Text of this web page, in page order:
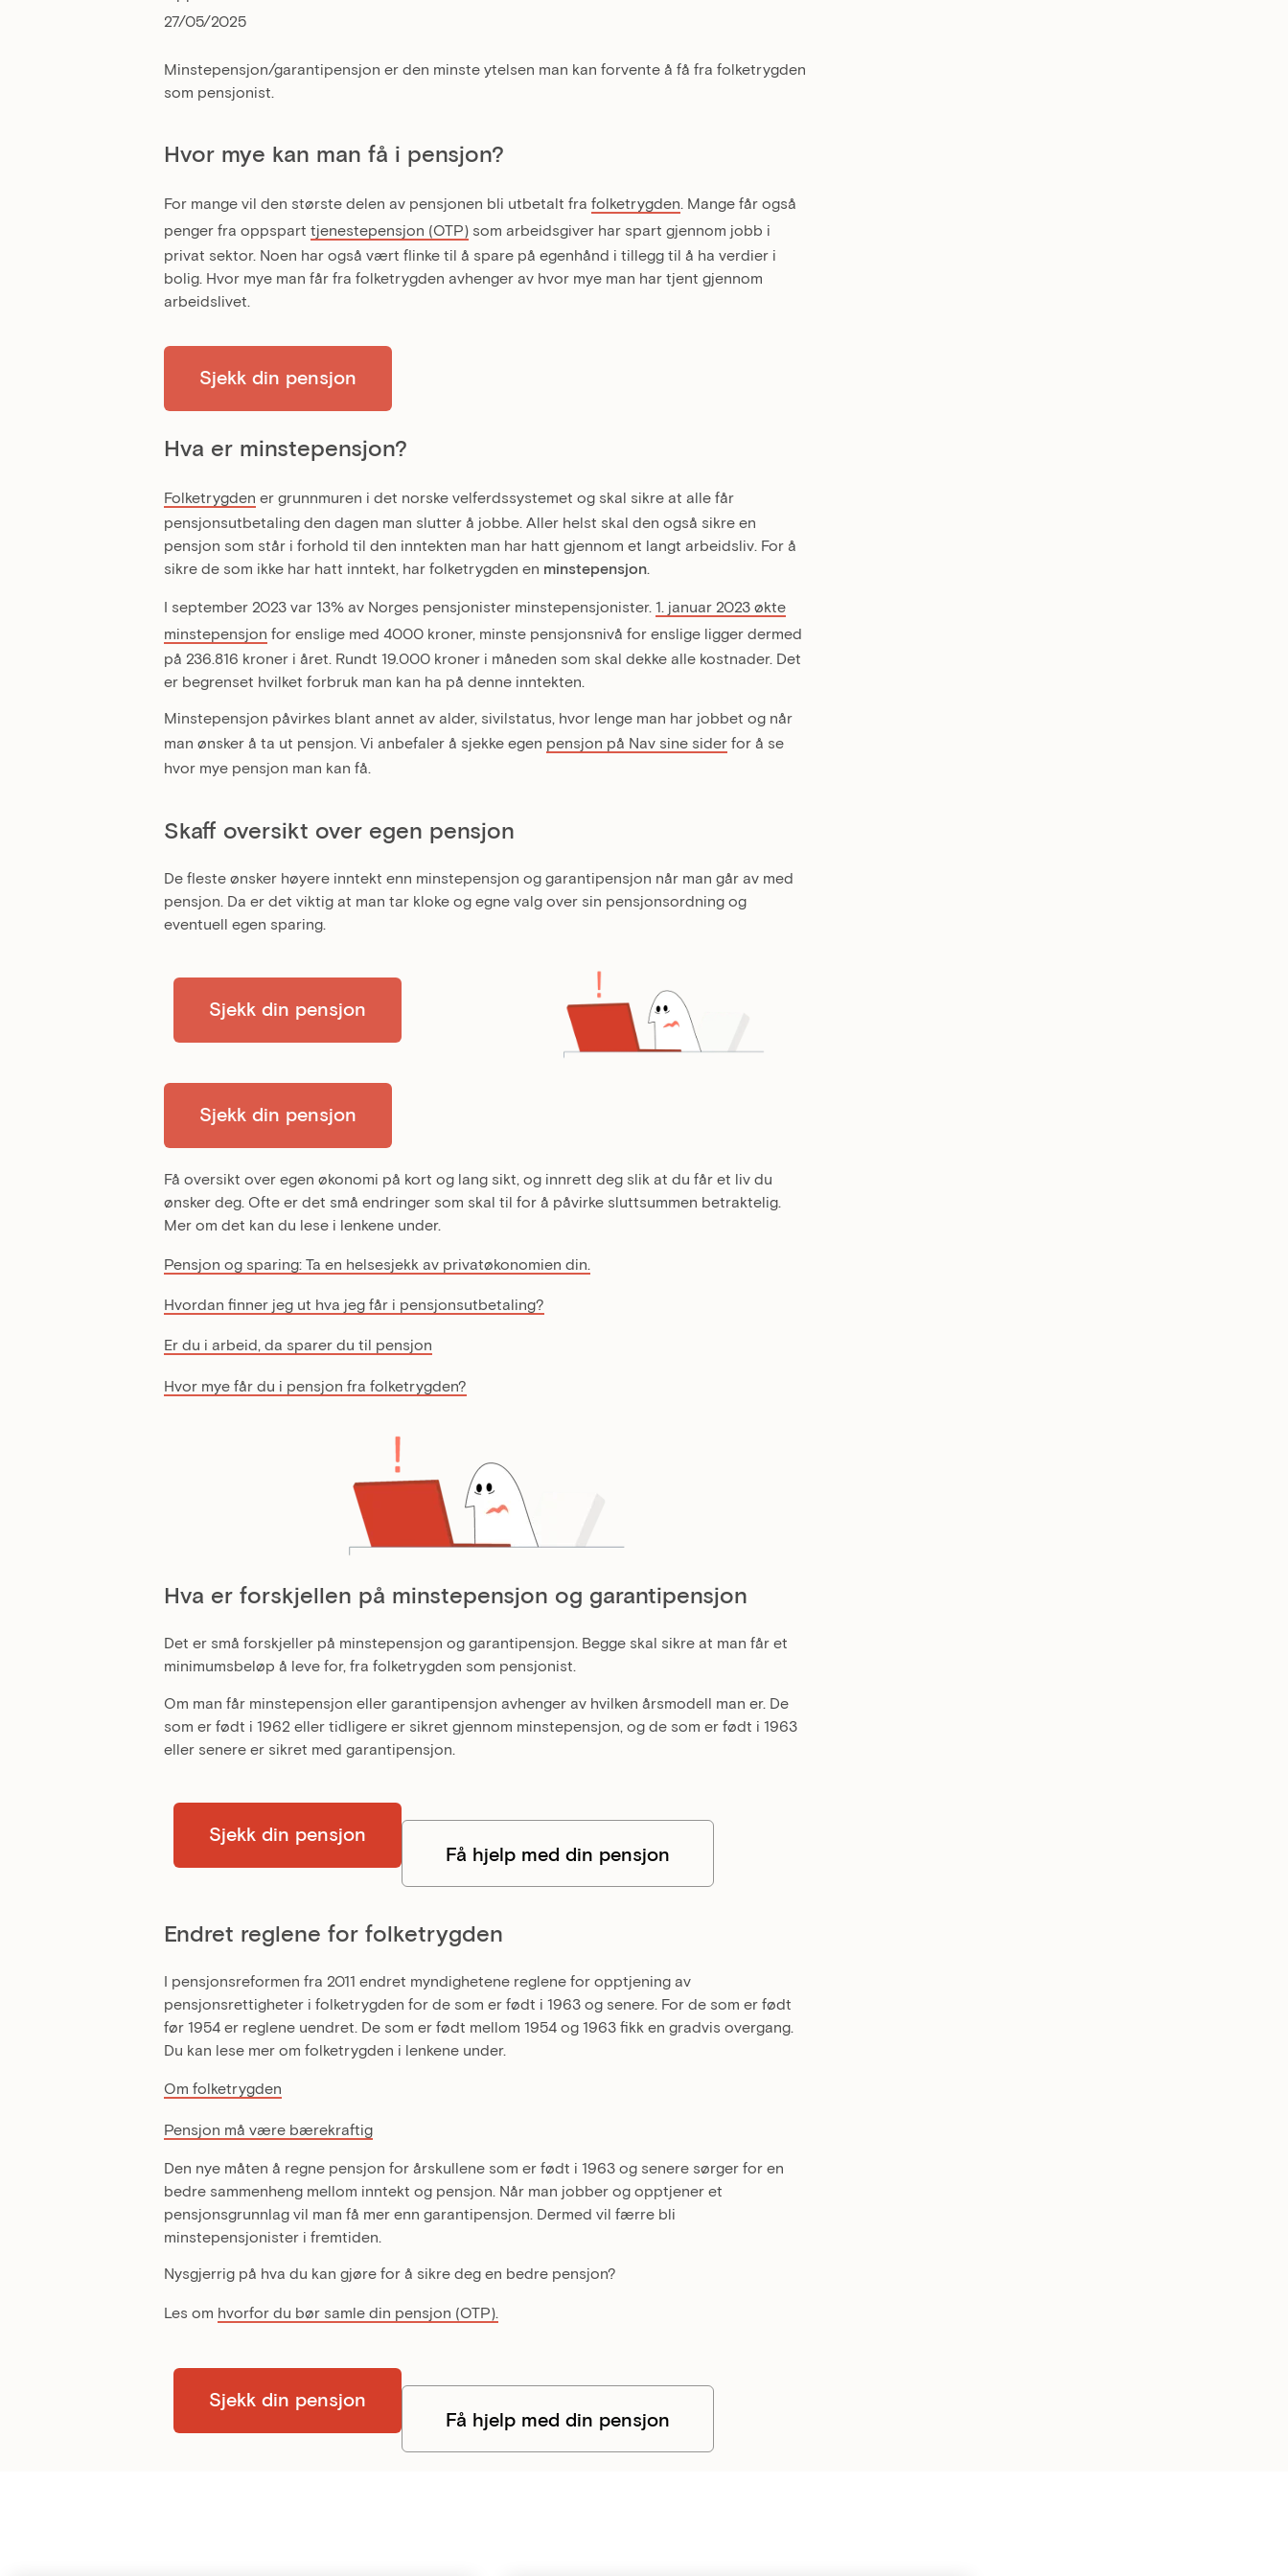
27/05/2025
Minstepensjon/garantipensjon er den minste ytelsen man kan forvente å få fra folketrygden
som pensjonist.
Hvor mye kan man få i pensjon?
For mange vil den største delen av pensjonen bli utbetalt fra folketrygden. Mange får også
penger fra oppspart tjenestepensjon (OTP)som arbeidsgiver har spart gjennom jobb i
privat sektor. Noen har også vært flinke til å spare på egenhånd i tillegg til å ha verdier i
bolig. Hvor mye man får fra folketrygden avhenger av hvor mye man har tjent gjennom
arbeidslivet.
Sjekk din pensjon
Hva er minstepensjon?
Folketrygden er grunnmuren i det norske velferdssystemet og skal sikre at alle får
pensjonsutbetaling den dagen man slutter å jobbe. Aller helst skal den også sikre en
pensjon som står i forhold til den inntekten man har hatt gjennom et langt arbeidsliv. For å
sikre de som ikke har hatt inntekt, har folketrygden en minstepensjon.
I september 2023 var 13% av Norges pensjonister minstepensjonister. 1. januar 2023 økte
minstepensjon for enslige med 4000 kroner, minste pensjonsnivå for enslige ligger dermed
på 236.816 kroner i året. Rundt 19.000 kroner i måneden som skal dekke alle kostnader. Det
er begrenset hvilket forbruk man kan ha på denne inntekten.
Minstepensjon påvirkes blant annet av alder, sivilstatus, hvor lenge man har jobbet og når
man ønsker å ta ut pensjon. Vi anbefaler å sjekke egen pensjon på Nav sine siderfor å se
hvor mye pensjon man kan få.
Skaff oversikt over egen pensjon
De fleste ønsker høyere inntekt enn minstepensjon og garantipensjon når man går av med
pensjon. Da er det viktig at man tar kloke og egne valg over sin pensjonsordning og
eventuell egen sparing.
Sjekk din pensjon
Sjekk din pensjon
Få oversikt over egen økonomi på kort og lang sikt, og innrett deg slik at du får et liv du
ønsker deg. Ofte er det små endringer som skal til for å påvirke sluttsummen betraktelig.
Mer om det kan du lese i lenkene under.
Pensjon og sparing: Ta en helsesjekk av privatøkonomien din.
Hvordan finner jeg ut hva jeg får i pensjonsutbetaling?
Er du i arbeid, da sparer du til pensjon
Hvor mye får du i pensjon fra folketrygden?
Hva er forskjellen på minstepensjon og garantipensjon
Det er små forskjeller på minstepensjon og garantipensjon. Begge skal sikre at man får et
minimumsbeløp å leve for, fra folketrygden som pensjonist.
Om man får minstepensjon eller garantipensjon avhenger av hvilken årsmodell man er. De
som er født i 1962 eller tidligere er sikret gjennom minstepensjon, og de som er født i 1963
eller senere er sikret med garantipensjon.
Sjekk din pensjon
Få hjelp med din pensjon
Endret reglene for folketrygden
I pensjonsreformen fra 2011 endret myndighetene reglene for opptjening av
pensjonsrettigheter i folketrygden for de som er født i 1963 og senere. For de som er født
før 1954 er reglene uendret. De som er født mellom 1954 og 1963 fikk en gradvis overgang.
Du kan lese mer om folketrygden i lenkene under.
Om folketrygden
Pensjon må være bærekraftig
Den nye måten å regne pensjon for årskullene som er født i 1963 og senere sørger for en
bedre sammenheng mellom inntekt og pensjon. Når man jobber og opptjener et
pensjonsgrunnlag vil man få mer enn garantipensjon. Dermed vil færre bli
minstepensjonister i fremtiden.
Nysgjerrig på hva du kan gjøre for å sikre deg en bedre pensjon?
Les om hvorfor du bør samle din pensjon (OTP).
Sjekk din pensjon
Få hjelp med din pensjon